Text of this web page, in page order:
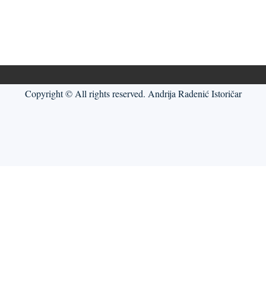
Copyright © All rights reserved. Andrija Radenić Istoričar